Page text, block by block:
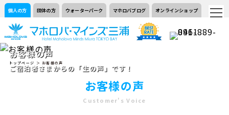
個人の方 団体の方 ウォーターパーク マホロバブログ オンラインショップ
お客様の声
ご宿泊者さまからの「生の声」です！
トップページ ＞ お客様の声
お客様の声
Customer's Voice